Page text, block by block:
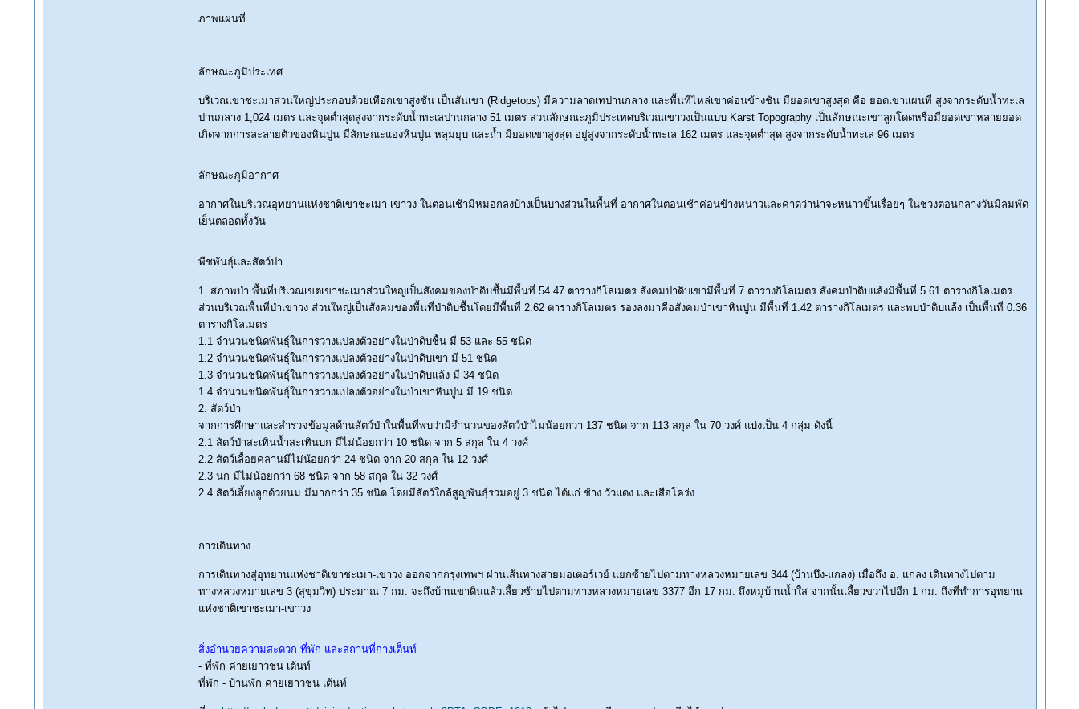
ภาพแผนที่
ลักษณะภูมิประเทศ
บริเวณเขาชะเมาส่วนใหญ่ประกอบด้วยเทือกเขาสูงชัน เป็นสันเขา (Ridgetops) มีความลาดเทปานกลาง และพื้นที่ไหล่เขาค่อนข้างชัน มียอดเขาสูงสุด คือ ยอดเขาแผนที่ สูงจากระดับน้ำทะเล
ปานกลาง 1,024 เมตร และจุดต่ำสุดสูงจากระดับน้ำทะเลปานกลาง 51 เมตร ส่วนลักษณะภูมิประเทศบริเวณเขาวงเป็นแบบ Karst Topography เป็นลักษณะเขาลูกโดดหรือมียอดเขาหลายยอด
เกิดจากการละลายตัวของหินปูน มีลักษณะแอ่งหินปูน หลุมยุบ และถ้ำ มียอดเขาสูงสุด อยู่สูงจากระดับน้ำทะเล 162 เมตร และจุดต่ำสุด สูงจากระดับน้ำทะเล 96 เมตร
ลักษณะภูมิอากาศ
อากาศในบริเวณอุทยานแห่งชาติเขาชะเมา-เขาวง ในตอนเช้ามีหมอกลงบ้างเป็นบางส่วนในพื้นที่ อากาศในตอนเช้าค่อนข้างหนาวและคาดว่าน่าจะหนาวขึ้นเรื่อยๆ ในช่วงตอนกลางวันมีลมพัด
เย็นตลอดทั้งวัน
พืชพันธุ์และสัตว์ป่า
1. สภาพป่า พื้นที่บริเวณเขตเขาชะเมาส่วนใหญ่เป็นสังคมของป่าดิบชื้นมีพื้นที่ 54.47 ตารางกิโลเมตร สังคมป่าดิบเขามีพื้นที่ 7 ตารางกิโลเมตร สังคมป่าดิบแล้งมีพื้นที่ 5.61 ตารางกิโลเมตร
ส่วนบริเวณพื้นที่ป่าเขาวง ส่วนใหญ่เป็นสังคมของพื้นที่ป่าดิบชื้นโดยมีพื้นที่ 2.62 ตารางกิโลเมตร รองลงมาคือสังคมป่าเขาหินปูน มีพื้นที่ 1.42 ตารางกิโลเมตร และพบป่าดิบแล้ง เป็นพื้นที่ 0.36
ตารางกิโลเมตร
1.1 จำนวนชนิดพันธุ์ในการวางแปลงตัวอย่างในป่าดิบชื้น มี 53 และ 55 ชนิด
1.2 จำนวนชนิดพันธุ์ในการวางแปลงตัวอย่างในป่าดิบเขา มี 51 ชนิด
1.3 จำนวนชนิดพันธุ์ในการวางแปลงตัวอย่างในป่าดิบแล้ง มี 34 ชนิด
1.4 จำนวนชนิดพันธุ์ในการวางแปลงตัวอย่างในป่าเขาหินปูน มี 19 ชนิด
2. สัตว์ป่า
จากการศึกษาและสำรวจข้อมูลด้านสัตว์ป่าในพื้นที่พบว่ามีจำนวนของสัตว์ป่าไม่น้อยกว่า 137 ชนิด จาก 113 สกุล ใน 70 วงศ์ แบ่งเป็น 4 กลุ่ม ดังนี้
2.1 สัตว์ป่าสะเทินน้ำสะเทินบก มีไม่น้อยกว่า 10 ชนิด จาก 5 สกุล ใน 4 วงศ์
2.2 สัตว์เลื้อยคลานมีไม่น้อยกว่า 24 ชนิด จาก 20 สกุล ใน 12 วงศ์
2.3 นก มีไม่น้อยกว่า 68 ชนิด จาก 58 สกุล ใน 32 วงศ์
2.4 สัตว์เลี้ยงลูกด้วยนม มีมากกว่า 35 ชนิด โดยมีสัตว์ใกล้สูญพันธุ์รวมอยู่ 3 ชนิด ได้แก่ ช้าง วัวแดง และเสือโคร่ง
การเดินทาง
การเดินทางสู่อุทยานแห่งชาติเขาชะเมา-เขาวง ออกจากกรุงเทพฯ ผ่านเส้นทางสายมอเตอร์เวย์ แยกซ้ายไปตามทางหลวงหมายเลข 344 (บ้านบึง-แกลง) เมื่อถึง อ. แกลง เดินทางไปตาม
ทางหลวงหมายเลข 3 (สุขุมวิท) ประมาณ 7 กม. จะถึงบ้านเขาดินแล้วเลี้ยวซ้ายไปตามทางหลวงหมายเลข 3377 อีก 17 กม. ถึงหมู่บ้านน้ำใส จากนั้นเลี้ยวขวาไปอีก 1 กม. ถึงที่ทำการอุทยาน
แห่งชาติเขาชะเมา-เขาวง
สิ่งอำนวยความสะดวก ที่พัก และสถานที่กางเต็นท์
- ที่พัก ค่ายเยาวชน เต้นท์
ที่พัก - บ้านพัก ค่ายเยาวชน เต้นท์